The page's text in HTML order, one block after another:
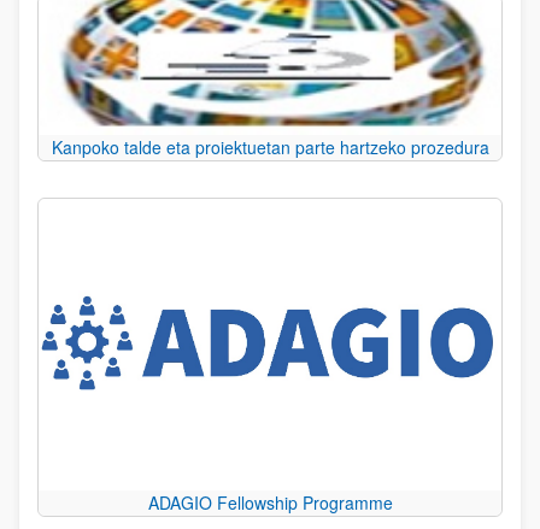
Kanpoko talde eta proiektuetan parte hartzeko prozedura
ADAGIO Fellowship Programme